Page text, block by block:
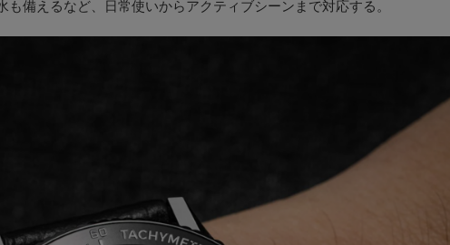
も備えるなど、日常使いからアクティブシーンまで対応する。